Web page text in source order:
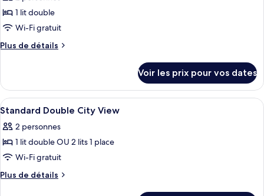
(city
photos
pour
ce
chambre :
Suite
City
View
1 lit double
Wi-Fi gratuit
Plus de détails
Plus
le
type
de
Suite
City
Voir les prix pour vos dates
Afficher
toutes
les
photos
pour
ce
Coffres-forts dans les chambres,
11
Standard Double City View
2 personnes
1 lit double OU 2 lits 1 place
Wi-Fi gratuit
Plus de détails
Plus